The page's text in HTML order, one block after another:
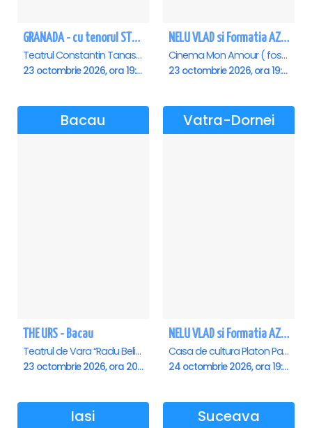
GRANADA - cu tenorul STEFAN VON KORCH si soprana OANA MARIA
Teatrul Constantin Tanase - Sala Savoy, Bucuresti
23 octombrie 2026, ora 19:00
NELU VLAD si Formatia AZUR - Turneu Aniversar 50 de ani - Piatra Neamt
Cinema Mon Amour ( fost Dacia ), Piatra-Neamt
23 octombrie 2026, ora 19:30
Bacau
THE URS - Bacau
Teatrul de Vara “Radu Beligan”, Bacau
23 octombrie 2026, ora 20:00
Vatra-Dornei
NELU VLAD si Formatia AZUR - Turneu Aniversar 50 de ani - Vatra Dornei
Casa de cultura Platon Pardau, Vatra-Dornei
24 octombrie 2026, ora 19:30
Iasi Suceava